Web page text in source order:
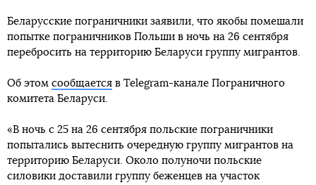
Беларусские пограничники заявили, что якобы помешали
попытке пограничников Польши в ночь на 26 сентября
перебросить на территорию Беларуси группу мигрантов.
Об этом сообщается в Telegram-канале Пограничного
комитета Беларуси.
«В ночь с 25 на 26 сентября польские пограничники
попытались вытеснить очередную группу мигрантов на
территорию Беларуси. Около полуночи польские
силовики доставили группу беженцев на участок